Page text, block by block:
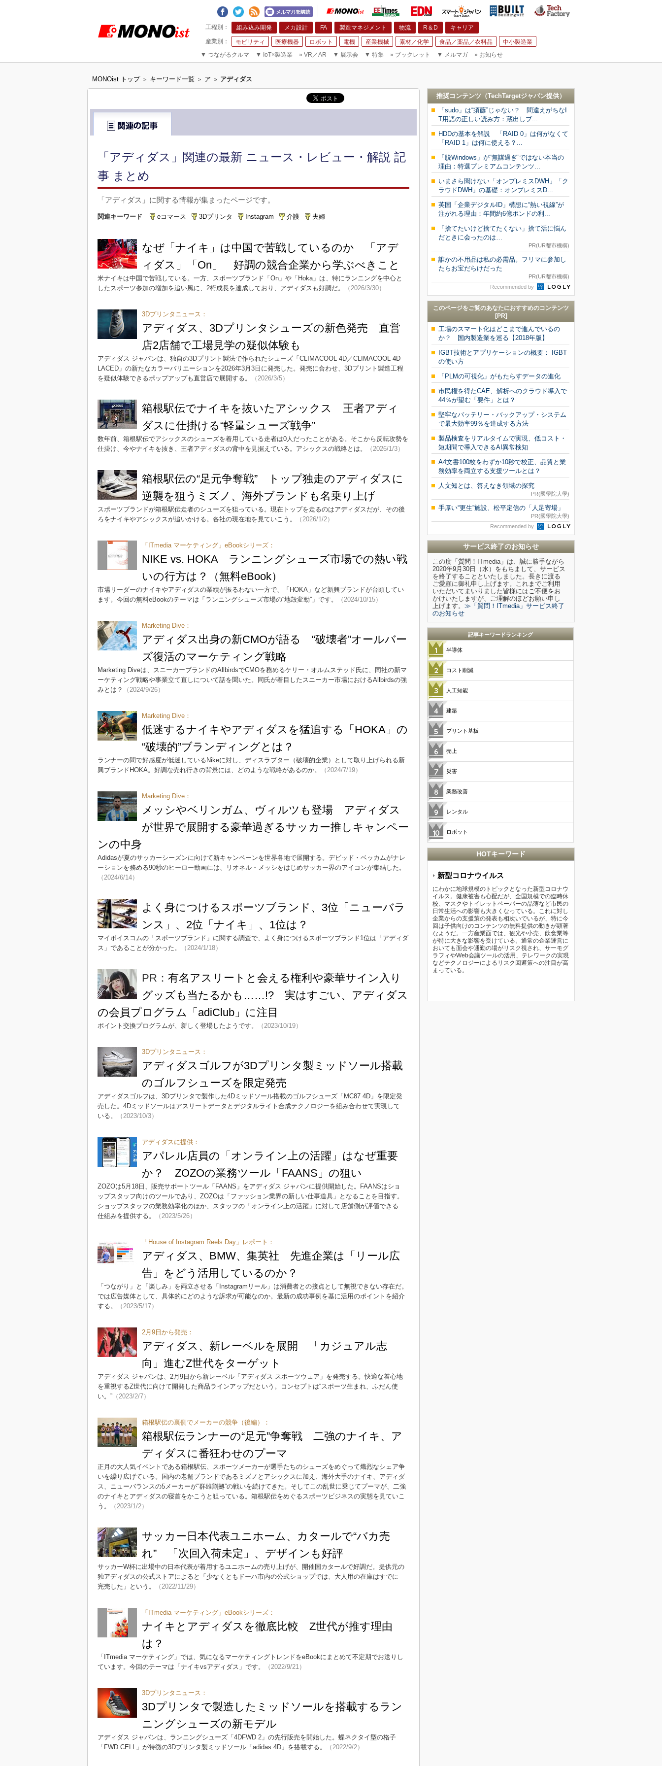
組み込み開発 メカ設計 FA 製造マネジメント 物流 R＆D キャリア
モビリティ 医療機器 ロボット 電機 産業機械 素材／化学 食品／薬品／衣料品
中小製造業
▼ つながるクルマ ▼ IoT×製造業 » VR／AR ▼ 展示会 ▼ 特集 » ブックレット ▼ メルマガ » お知らせ
MONOist トップ > キーワード一覧 > ア > アディダス
「アディダス」関連の最新 ニュース・レビュー・解説 記
事 まとめ
「アディダス」に関する情報が集まったページです。
関連キーワード eコマース 3Dプリンタ Instagram 介護 夫婦
なぜ「ナイキ」は中国で苦戦しているのか 「アデ
ィダス」「On」 好調の競合企業から学ぶべきこと
米ナイキは中国で苦戦している。一方、スポーツブランド「On」や「Hoka」は、特にランニングを中心と
したスポーツ参加の増加を追い風に、2桁成長を達成しており、アディダスも好調だ。
（2026/3/30）
3Dプリンタニュース：
アディダス、3Dプリンタシューズの新色発売 直営
店2店舗で工場見学の疑似体験も
アディダス ジャパンは、独自の3Dプリント製法で作られたシューズ「CLIMACOOL 4D／CLIMACOOL 4D
LACED」の新たなカラーバリエーションを2026年3月3日に発売した。発売に合わせ、3Dプリント製造工程
を疑似体験できるポップアップも直営店で展開する。
（2026/3/5）
箱根駅伝でナイキを抜いたアシックス 王者アディ
ダスに仕掛ける“軽量シューズ戦争”
数年前、箱根駅伝でアシックスのシューズを着用している走者は0人だったことがある。そこから反転攻勢を
仕掛け、今やナイキを抜き、王者アディダスの背中を見据えている。アシックスの戦略とは。
（2026/1/3）
箱根駅伝の“足元争奪戦” トップ独走のアディダスに
逆襲を狙うミズノ、海外ブランドも名乗り上げ
スポーツブランドが箱根駅伝走者のシューズを狙っている。現在トップを走るのはアディダスだが、その後
ろをナイキやアシックスが追いかける。各社の現在地を見ていこう。
（2026/1/2）
「ITmedia マーケティング」eBookシリーズ：
NIKE vs. HOKA ランニングシューズ市場での熱い戦
いの行方は？（無料eBook）
市場リーダーのナイキやアディダスの業績が振るわない一方で、「HOKA」など新興ブランドが台頭してい
ます。今回の無料eBookのテーマは「ランニングシューズ市場の“地殻変動”」です。
（2024/10/15）
Marketing Dive：
アディダス出身の新CMOが語る “破壊者”オールバー
ズ復活のマーケティング戦略
Marketing Diveは、スニーカーブランドのAllbirdsでCMOを務めるケリー・オルムステッド氏に、同社の新マ
ーケティング戦略や事業立て直しについて話を聞いた。同氏が着目したスニーカー市場におけるAllbirdsの強
みとは？
（2024/9/26）
Marketing Dive：
低迷するナイキやアディダスを猛追する「HOKA」の
“破壊的”ブランディングとは？
ランナーの間で好感度が低迷しているNikeに対し、ディスラプター（破壊的企業）として取り上げられる新
興ブランドHOKA。好調な売れ行きの背景には、どのような戦略があるのか。
（2024/7/19）
Marketing Dive：
メッシやベリンガム、ヴィルツも登場 アディダス
が世界で展開する豪華過ぎるサッカー推しキャンペー
ンの中身
Adidasが夏のサッカーシーズンに向けて新キャンペーンを世界各地で展開する。デビッド・ベッカムがナレ
ーションを務める90秒のヒーロー動画には、リオネル・メッシをはじめサッカー界のアイコンが集結した。
（2024/6/14）
よく身につけるスポーツブランド、3位「ニューバラ
ンス」、2位「ナイキ」、1位は？
マイボイスコムの「スポーツブランド」に関する調査で、よく身につけるスポーツブランド1位は「アディダ
ス」であることが分かった。
（2024/1/18）
PR： 有名アスリートと会える権利や豪華サイン入り
グッズも当たるかも……!? 実はすごい、アディダス
の会員プログラム「adiClub」に注目
ポイント交換プログラムが、新しく登場したようです。 （2023/10/19）
3Dプリンタニュース：
アディダスゴルフが3Dプリンタ製ミッドソール搭載
のゴルフシューズを限定発売
アディダスゴルフは、3Dプリンタで製作した4Dミッドソール搭載のゴルフシューズ「MC87 4D」を限定発
売した。4Dミッドソールはアスリートデータとデジタルライト合成テクノロジーを組み合わせて実現して
いる。
（2023/10/3）
アディダスに提供：
アパレル店員の「オンライン上の活躍」はなぜ重要
か？ ZOZOの業務ツール「FAANS」の狙い
ZOZOは5月18日、販売サポートツール「FAANS」をアディダス ジャパンに提供開始した。FAANSはショ
ップスタッフ向けのツールであり、ZOZOは「ファッション業界の新しい仕事道具」となることを目指す。
ショップスタッフの業務効率化のほか、スタッフの「オンライン上の活躍」に対して店舗側が評価できる
仕組みを提供する。
（2023/5/26）
「House of Instagram Reels Day」レポート：
アディダス、BMW、集英社 先進企業は「リール広
告」をどう活用しているのか？
「つながり」と「楽しみ」を両立させる「Instagramリール」は消費者との接点として無視できない存在だ。
では広告媒体として、具体的にどのような訴求が可能なのか。最新の成功事例を基に活用のポイントを紹介
する。
（2023/5/17）
2月9日から発売：
アディダス、新レーベルを展開 「カジュアル志
向」進むZ世代をターゲット
アディダス ジャパンは、2月9日から新レーベル「アディダス スポーツウェア」を発売する。快適な着心地
を重視するZ世代に向けて開発した商品ラインアップだという。コンセプトは“スポーツ生まれ、ふだん使
い。” （2023/2/7）
箱根駅伝の裏側でメーカーの競争（後編）：
箱根駅伝ランナーの“足元”争奪戦 二強のナイキ、ア
ディダスに番狂わせのプーマ
正月の大人気イベントである箱根駅伝、スポーツメーカーが選手たちのシューズをめぐって熾烈なシェア争
いを繰り広げている。国内の老舗ブランドであるミズノとアシックスに加え、海外大手のナイキ、アディダ
ス、ニューバランスの5メーカーが“群雄割拠”の戦いを続けてきた。そしてこの乱世に乗じてプーマが、二強
のナイキとアディダスの寝首をかこうと狙っている。箱根駅伝をめぐるスポーツビジネスの実態を見ていこ
う。
（2023/1/2）
サッカー日本代表ユニホーム、カタールで“バカ売
れ” 「次回入荷未定」、デザインも好評
サッカーW杯に出場中の日本代表が着用するユニホームの売り上げが、開催国カタールで好調だ。提供元の
独アディダスの公式ストアによると「少なくともドーハ市内の公式ショップでは、大人用の在庫はすでに
完売した」という。
（2022/11/29）
「ITmedia マーケティング」eBookシリーズ：
ナイキとアディダスを徹底比較 Z世代が推す理由
は？
「ITmedia マーケティング」では、気になるマーケティングトレンドをeBookにまとめて不定期でお送りし
ています。今回のテーマは「ナイキvsアディダス」です。
（2022/9/21）
3Dプリンタニュース：
3Dプリンタで製造したミッドソールを搭載するラン
ニングシューズの新モデル
アディダス ジャパンは、ランニングシューズ「4DFWD 2」の先行販売を開始した。蝶ネクタイ型の格子
「FWD CELL」が特徴の3Dプリンタ製ミッドソール「adidas 4D」を搭載する。
（2022/9/2）
推奨コンテンツ（TechTargetジャパン提供）
「sudo」は“須藤”じゃない？ 間違えがちなI
T用語の正しい読み方：蔵出しブ...
HDDの基本を解説 「RAID 0」は何がなくて
「RAID 1」は何に使える？...
「脱Windows」が“無謀過ぎ”ではない本当の
理由：特選プレミアムコンテンツ...
いまさら聞けない「オンプレミスDWH」「ク
ラウドDWH」の基礎：オンプレミスD...
英国「企業デジタルID」構想に“熱い視線”が
注がれる理由：年間約6億ポンドの利...
「捨てたいけど捨てたくない」捨て活に悩ん
だときに会ったのは…
PR(UR都市機構)
誰かの不用品は私の必需品。フリマに参加し
たらお宝だらけだった
PR(UR都市機構)
Recommended by
このページをご覧のあなたにおすすめのコンテンツ
[PR]
工場のスマート化はどこまで進んでいるの
か？ 国内製造業を巡る【2018年版】
IGBT技術とアプリケーションの概要： IGBT
の使い方
「PLMの可視化」がもたらすデータの進化
市民権を得たCAE、解析へのクラウド導入で
44％が望む「要件」とは？
堅牢なバッテリー・バックアップ・システム
で最大効率99％を達成する方法
製品検査をリアルタイムで実現、低コスト・
短期間で導入できるAI異常検知
A4文書100枚をわずか10秒で校正、品質と業
務効率を両立する支援ツールとは？
人文知とは、答えなき領域の探究
PR(國學院大學)
手厚い“更生”施設、松平定信の「人足寄場」
PR(國學院大學)
Recommended by
サービス終了のお知らせ
この度「質問！ITmedia」は、誠に勝手ながら
2020年9月30日（水）をもちまして、サービス
を終了することといたしました。長きに渡る
ご愛顧に御礼申し上げます。これまでご利用
いただいてまいりました皆様にはご不便をお
かけいたしますが、ご理解のほどお願い申し
上げます。 ≫「質問！ITmedia」サービス終了
のお知らせ
記事キーワードランキング
半導体
コスト削減
人工知能
建築
プリント基板
売上
災害
業務改善
レンタル
ロボット
HOTキーワード
新型コロナウイルス
にわかに地球規模のトピックとなった新型コロナウ
イルス。健康被害も心配だが、全国規模での臨時休
校、マスクやトイレットペーパーの品薄など市民の
日常生活への影響も大きくなっている。これに対し
企業からの支援策の発表も相次いでいるが、特に今
回は子供向けのコンテンツの無料提供の動きが顕著
なようだ。一方産業面では、観光や小売、飲食業等
が特に大きな影響を受けている。通常の企業運営に
おいても面会や通勤の場がリスク視され、サーモグ
ラフィやWeb会議ツールの活用、テレワークの実現
などテクノロジーによるリスク回避策への注目が高
まっている。